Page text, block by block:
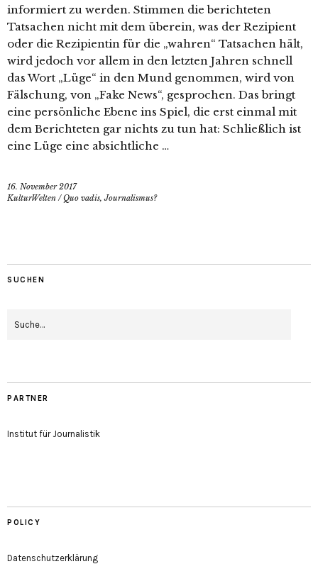
informiert zu werden. Stimmen die berichteten
Tatsachen nicht mit dem überein, was der Rezipient
oder die Rezipientin für die „wahren“ Tatsachen hält,
wird jedoch vor allem in den letzten Jahren schnell
das Wort „Lüge“ in den Mund genommen, wird von
Fälschung, von „Fake News“, gesprochen. Das bringt
eine persönliche Ebene ins Spiel, die erst einmal mit
dem Berichteten gar nichts zu tun hat: Schließlich ist
eine Lüge eine absichtliche …
16. November 2017
KulturWelten /Quo vadis, Journalismus?
SUCHEN
PARTNER
Institut für Journalistik
POLICY
Datenschutzerklärung